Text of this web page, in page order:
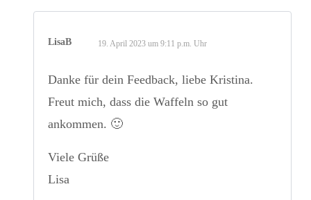
LisaB 19. April 2023 um 9:11 p.m. Uhr
Danke für dein Feedback, liebe Kristina.
Freut mich, dass die Waffeln so gut
ankommen. 🙂
Viele Grüße
Lisa